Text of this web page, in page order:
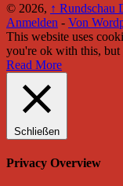
© 2026, ↑ Rundschau
Anmelden - Von
This website uses
you're ok with this,
Read More
Schließen
Privacy Overview